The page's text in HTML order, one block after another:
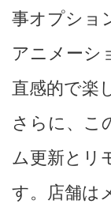
事オプショ
アニメーシ
直感的で楽
さらに、こ
ム更新とリ
す。店舗は